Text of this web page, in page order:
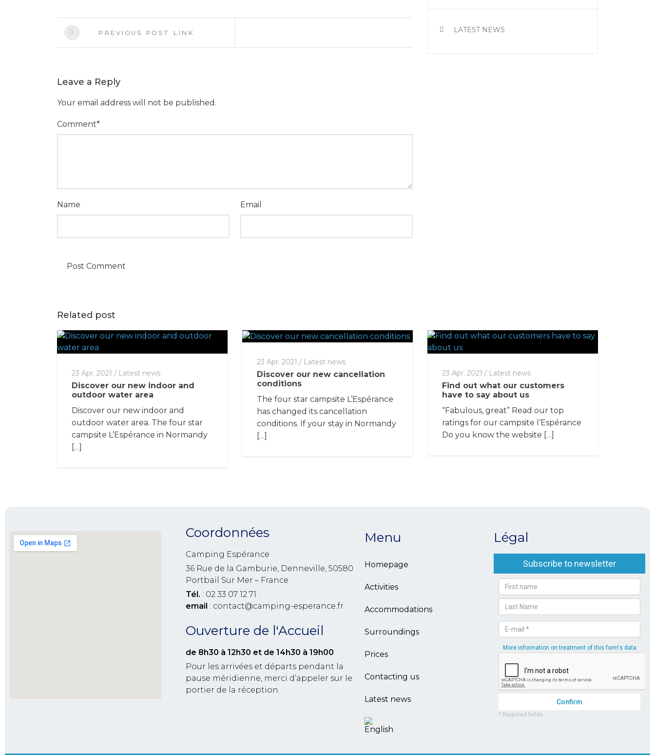
PREVIOUS POST LINK
Leave a Reply
Your email address will not be published.
Comment*
Name Email
LATEST NEWS
Related post
23 Apr. 2021 / Latest news
Discover our new indoor and
outdoor water area
Discover our new indoor and
outdoor water area. The four star
campsite L’Espérance in Normandy
[…]
23 Apr. 2021 / Latest news
Discover our new cancellation
conditions
The four star campsite L’Espérance
has changed its cancellation
conditions. If your stay in Normandy
[…]
23 Apr. 2021 / Latest news
Find out what our customers
have to say about us
“Fabulous, great” Read our top
ratings for our campsite l’Espérance
Do you know the website […]
Coordonnées
Camping Espérance
36 Rue de la Gamburie, Denneville, 50580
Portbail Sur Mer – France
Tél. : 02 33 07 12 71
email : contact@camping-esperance.fr
Ouverture de l'Accueil
de 8h30 à 12h30 et de 14h30 à 19h00
Pour les arrivées et départs pendant la
pause méridienne, merci d’appeler sur le
portier de la réception.
Menu
Homepage
Activities
Accommodations
Surroundings
Prices
Contacting us
Latest news
Légal